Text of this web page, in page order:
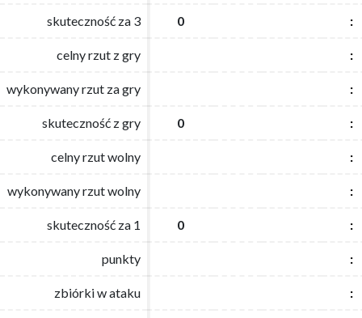
skuteczność za 3 0 :
celny rzut z gry :
wykonywany rzut za gry :
skuteczność z gry 0 :
celny rzut wolny :
wykonywany rzut wolny :
skuteczność za 1 0 :
punkty :
zbiórki w ataku :
skuteczność za 3 0 :
celny rzut z gry :
wykonywany rzut za gry :
skuteczność z gry 0 :
celny rzut wolny :
wykonywany rzut wolny :
skuteczność za 1 0 :
punkty :
zbiórki w ataku :